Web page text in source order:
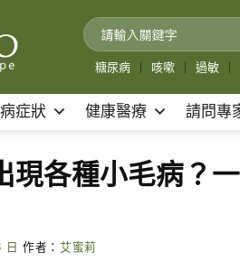
糖尿病 咳嗽 過敏
症狀 健康醫療 請問專
現各種小毛病？
日 作者： 艾蜜莉